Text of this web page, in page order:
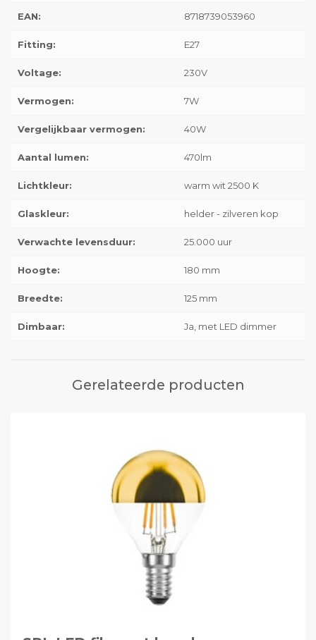
EAN: 8718739053960
Fitting: E27
Voltage: 230V
Vermogen: 7W
Vergelijkbaar vermogen: 40W
Aantal lumen: 470lm
Lichtkleur: warm wit 2500 K
Glaskleur: helder - zilveren kop
Verwachte levensduur: 25.000 uur
Hoogte: 180 mm
Breedte: 125 mm
Dimbaar: Ja, met LED dimmer
Gerelateerde producten